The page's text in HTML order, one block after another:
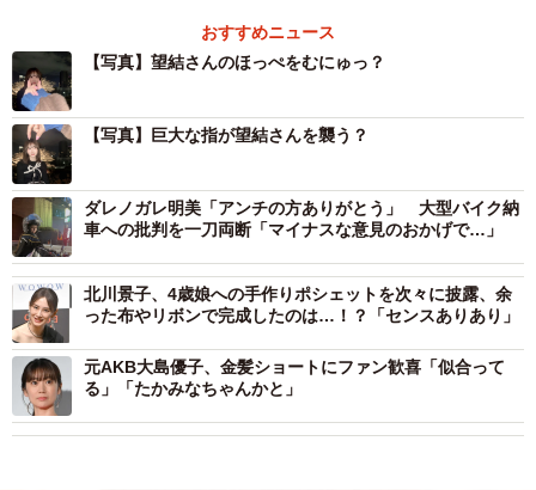
おすすめニュース
【写真】望結さんのほっぺをむにゅっ？
【写真】巨大な指が望結さんを襲う？
ダレノガレ明美「アンチの方ありがとう」 大型バイク納
車への批判を一刀両断「マイナスな意見のおかげで…」
北川景子、4歳娘への手作りポシェットを次々に披露、余
った布やリボンで完成したのは…！？「センスありあり」
元AKB大島優子、金髪ショートにファン歓喜「似合って
る」「たかみなちゃんかと」